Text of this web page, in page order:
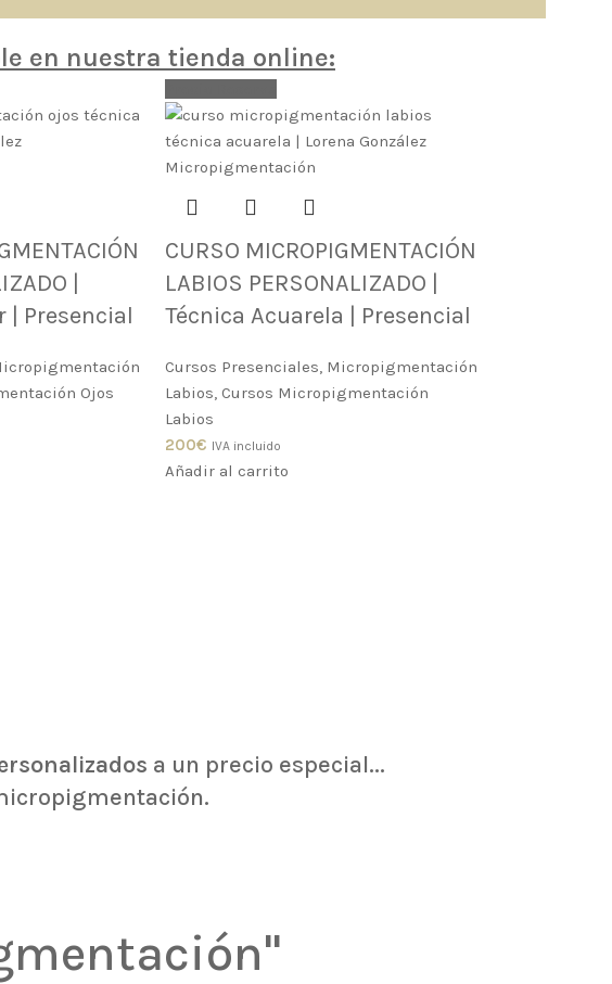
en nuestra tienda online:
|
| Presencial
Ojos
CURSO MICROPIGMENTACIÓN
LABIOS PERSONALIZADO |
Técnica Acuarela | Presencial
Cursos Presenciales, Micropigmentación
Labios, Cursos Micropigmentación
Labios
200€ IVA incluido
Añadir al carrito
a un precio especial...